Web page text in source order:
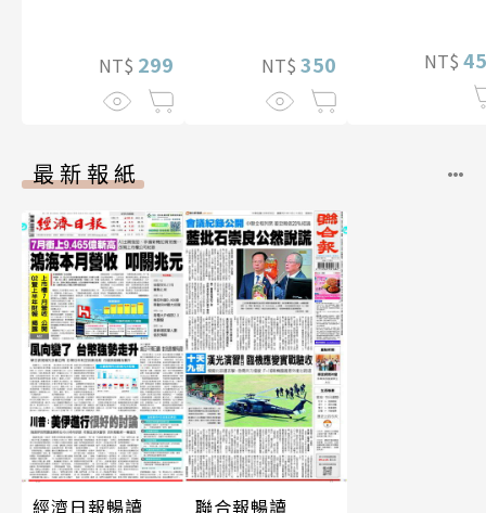
NT$ 299 NT$ 350 NT$
最新報紙
經濟日報暢讀 聯合報暢讀